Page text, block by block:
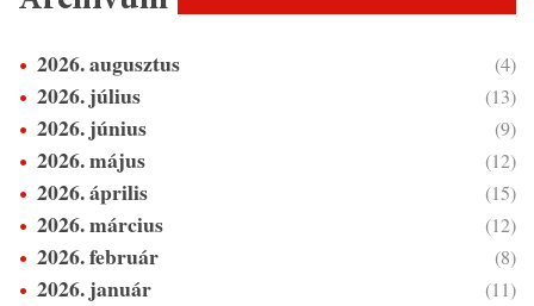
2026. augusztus (4)
2026. július (13)
2026. június (9)
2026. május (12)
2026. április (15)
2026. március (12)
2026. február (8)
2026. január (11)